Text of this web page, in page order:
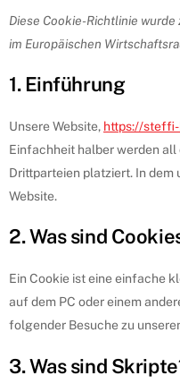
Diese Cookie-Richtlinie
im Europäischen
1. Einführung
Unsere Website, https://
Einfachheit halber werden
Drittparteien platziert. In dem
Website.
2. Was sind
Ein Cookie ist eine einfache
auf dem PC oder einem
folgender Besuche zu
3. Was sind